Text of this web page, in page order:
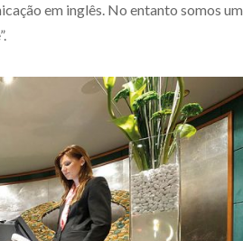
em inglês. No entanto somos um